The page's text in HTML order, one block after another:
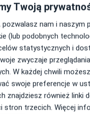
Kalarus
opinii
Online
Twoją
pozwalasz nam i naszym
(lub podobnych
statystycznych i
zwyczaje
W każdej chwili
swoje preferencje w
znajdziesz również linki
stron trzecich. Więcej